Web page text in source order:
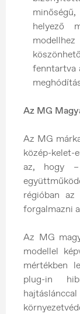
helyező
fenntartva
Az MG
Az MG
közép-kelet-
az, hogy
régióban
forgalmazni
Az MG
modellel
mértékben
plug-in